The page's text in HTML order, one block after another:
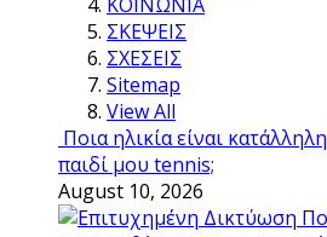
ΣΚΕΨΕΙΣ
ΣΧΕΣΕΙΣ
Sitemap
View All
Ποια ηλικία είναι
παιδί μου tennis;
August 10, 2026